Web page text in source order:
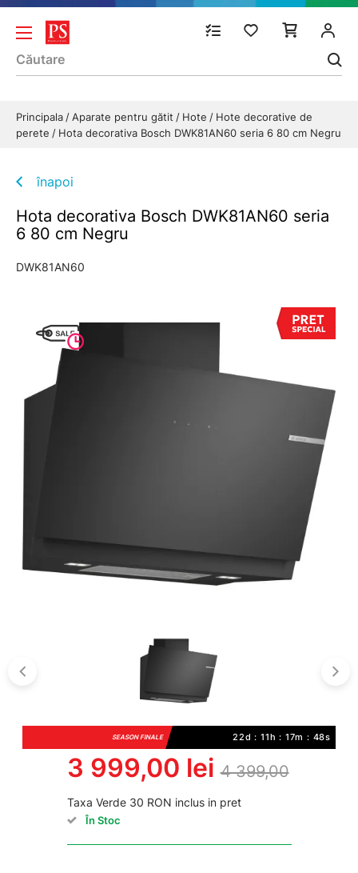
Principala Aparate pentru gătit Hote
Hote decorative de
perete
Hota decorativa Bosch DWK81AN60 seria 6 80 cm Negru
înapoi
Hota decorativa Bosch DWK81AN60 seria
6 80 cm Negru
DWK81AN60
SEASON FINALE 22d : 11h : 17m : 47s
3 999,00 lei 4 399,00
Taxa Verde 30 RON inclus in pret
În Stoc